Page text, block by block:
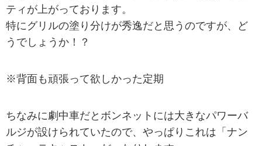
ティが上がっております。
特にグリルの塗り分けが秀逸だと思うのですが、ど
うでしょうか！？
※背面も頑張って欲しかった定期
ちなみに劇中車だとボンネットには大きなパワーバ
ルジが設けられていたので、やっぱりこれは「ナン